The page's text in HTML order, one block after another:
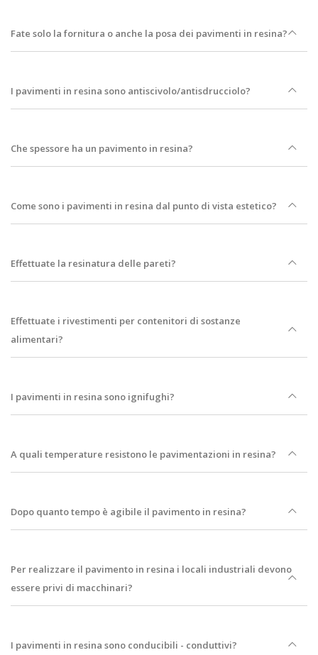
Fate solo la fornitura o anche la posa dei pavimenti in resina?
I pavimenti in resina sono antiscivolo/antisdrucciolo?
Che spessore ha un pavimento in resina?
Come sono i pavimenti in resina dal punto di vista estetico?
Effettuate la resinatura delle pareti?
Effettuate i rivestimenti per contenitori di sostanze
alimentari?
I pavimenti in resina sono ignifughi?
A quali temperature resistono le pavimentazioni in resina?
Dopo quanto tempo è agibile il pavimento in resina?
Per realizzare il pavimento in resina i locali industriali devono
essere privi di macchinari?
I pavimenti in resina sono conducibili - conduttivi?